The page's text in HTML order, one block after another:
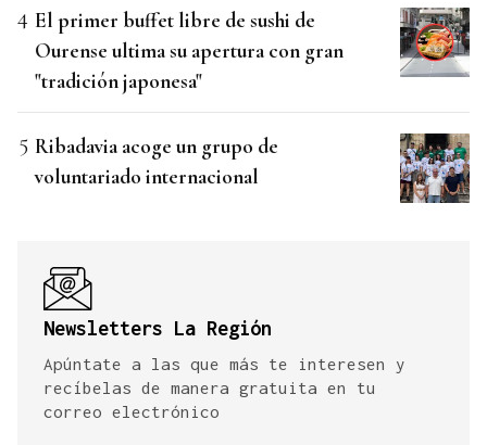
El primer buffet libre de sushi de
Ourense ultima su apertura con gran
"tradición japonesa"
Ribadavia acoge un grupo de
voluntariado internacional
Newsletters La Región
Apúntate a las que más te interesen y
recíbelas de manera gratuita en tu
correo electrónico